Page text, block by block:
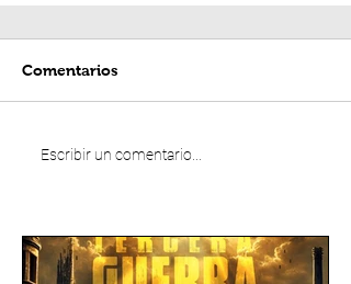
Comentarios
Escribir un comentario...